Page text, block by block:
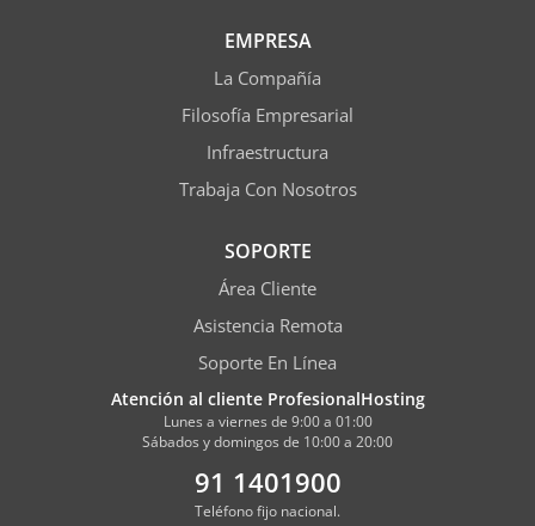
EMPRESA
La Compañía
Filosofía Empresarial
Infraestructura
Trabaja Con Nosotros
SOPORTE
Área Cliente
Asistencia Remota
Soporte En Línea
Atención al cliente ProfesionalHosting
Lunes a viernes de 9:00 a 01:00
Sábados y domingos de 10:00 a 20:00
91 1401900
Teléfono fijo nacional.